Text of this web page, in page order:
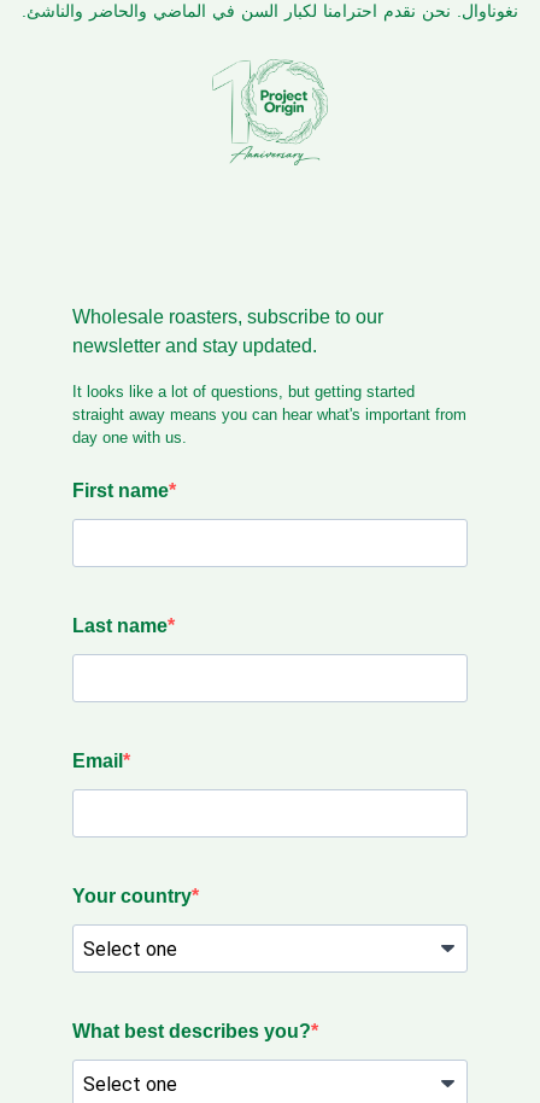
نغوناوال. نحن نقدم احترامنا لكبار السن في الماضي والحاضر والناشئ.